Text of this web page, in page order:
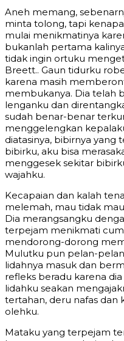
Aneh memang,
minta tolong, tapi
mulai menikmatinya
bukanlah pertama
tidak ingin ortuku
Breett.. Gaun tidurku
karena masih
membukanya. Dia telah
lenganku dan
sudah benar-benar
menggelengkan
diatasinya, bibirnya yang
bibirku, aku bisa
menggesek sekitar
wajahku.
Kecapaian dan kalah
melemah, mau tidak
Dia merangsangku
terpejam menikmati
mendorong-dorong
Mulutku pun pelan-
lidahnya masuk dan
refleks beradu karena
lidahku seakan
tertahan, deru nafas dan
olehku.
Mataku yang terpejam